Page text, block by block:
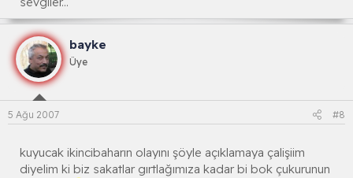
bayke
Üye
5 Ağu 2007 #8
kuyucak ikincibaharın olayını şöyle açıklamaya çalişiim
diyelim ki biz sakatlar gırtlağımıza kadar bi bok çukurunun